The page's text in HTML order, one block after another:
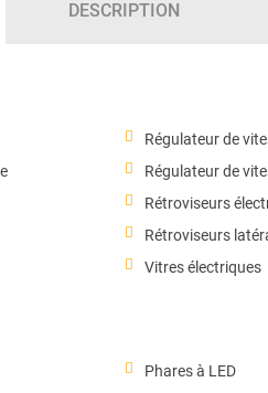
DESCRIPTION
Régulateur de
Régulateur de
Rétroviseurs
Rétroviseurs
Vitres électriques
Phares à LED